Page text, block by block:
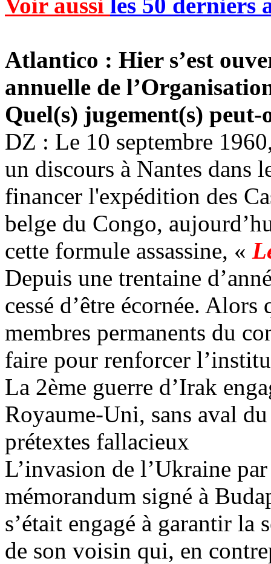
Atlantico : Hier s’est
annuelle de
Quel(s) jugement(s)
DZ : Le 10 septembre
un discours à Nantes dans
financer l'expédition des
belge du Congo,
cette formule assassine, «
Depuis une trentaine
cessé d’être écornée. Alors
membres permanents du
faire pour renforcer
La 2ème guerre d’Irak
Royaume-Uni, sans aval
prétextes fallacieux
L’invasion de l’Ukraine
mémorandum signé à
s’était engagé à garantir
de son voisin qui, en